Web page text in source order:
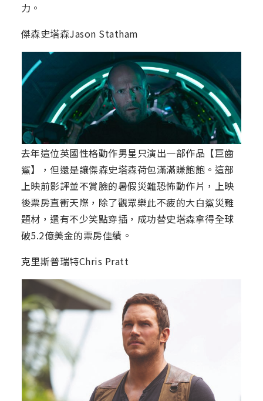
力。
傑森史塔森Jason Statham
去年這位英國性格動作男星只演出一部作品【巨齒
鯊】，但還是讓傑森史塔森荷包滿滿賺飽飽。這部
上映前影評並不賞臉的暑假災難恐怖動作片，上映
後票房直衝天際，除了觀眾樂此不疲的大白鯊災難
題材，還有不少笑點穿插，成功替史塔森拿得全球
破5.2億美金的票房佳績。
克里斯普瑞特Chris Pratt